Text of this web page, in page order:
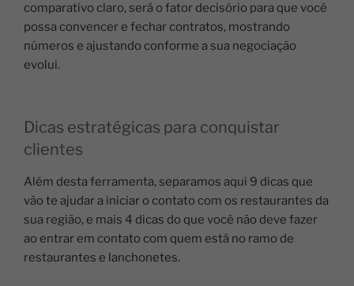
comparativo claro, será o fator decisório para que você
possa convencer e fechar contratos, mostrando
números e ajustando conforme a sua negociação
evolui.
Dicas estratégicas para conquistar
clientes
Além desta ferramenta, separamos aqui 9 dicas que
vão te ajudar a iniciar o contato com os restaurantes da
sua região, e mais 4 dicas do que você não deve fazer
ao entrar em contato com quem está no ramo de
restaurantes e lanchonetes.